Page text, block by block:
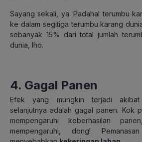
Sayang sekali, ya. Padahal terumbu
ke dalam segitiga terumbu karang
sebanyak 15% dari total jumlah
dunia, lho.
4. Gagal Panen
Efek yang mungkin terjadi akibat
selanjutnya adalah gagal panen. Kok
mempengaruhi keberhasilan
mempengaruhi, dong!